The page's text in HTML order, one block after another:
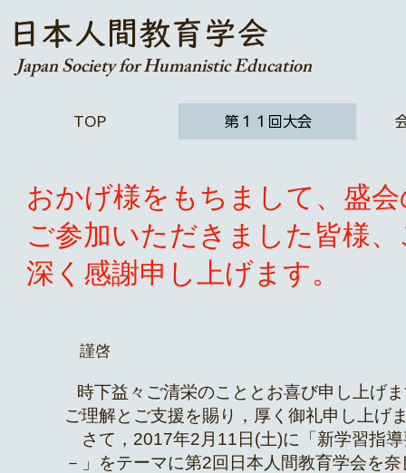
日本人間教育学会
Japan Society for Humanistic Education
TOP 第１１回大会
おかげ様をもちまして、盛
ご参加いただきました皆様
深く感謝申し上げます。
謹啓
時下益々ご清栄のこととお喜び申し上げ
ご理解とご支援を賜り，厚く御礼申し上げ
さて，2017年2月11日(土)に「新学習指
－」をテーマに第2回日本人間教育学会を